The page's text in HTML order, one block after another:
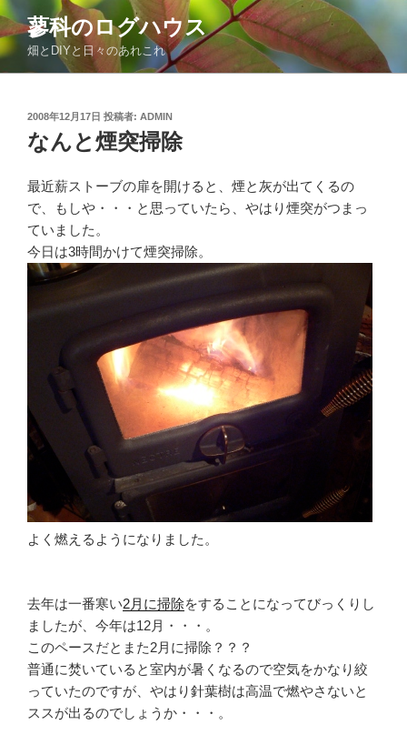
コ
ン
テ
ン
蓼科のログハウス
畑とDIYと日々のあれこれ
投
稿
日:
2008年12月17日 投稿者: ADMIN
なんと煙突掃除
最近薪ストーブの扉を開けると、煙と灰が出てくるの
で、もしや・・・と思っていたら、やはり煙突がつまっ
ていました。
今日は3時間かけて煙突掃除。
よく燃えるようになりました。
去年は一番寒い2月に掃除をすることになってびっくりし
ましたが、今年は12月・・・。
このペースだとまた2月に掃除？？？
普通に焚いていると室内が暑くなるので空気をかなり絞
っていたのですが、やはり針葉樹は高温で燃やさないと
ススが出るのでしょうか・・・。